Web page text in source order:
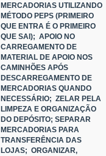
MERCADORIAS UTILIZANDO
MÉTODO PEPS (PRIMEIRO
QUE ENTRA É O PRIMEIRO
QUE SAI); APOIO NO
CARREGAMENTO DE
MATERIAL DE APOIO NOS
CAMINHÕES APÓS
DESCARREGAMENTO DE
MERCADORIAS QUANDO
NECESSÁRIO; ZELAR PELA
LIMPEZA E ORGANIZAÇÃO
DO DEPÓSITO; SEPARAR
MERCADORIAS PARA
TRANSFERÊNCIA DAS
LOJAS; ORGANIZAR,